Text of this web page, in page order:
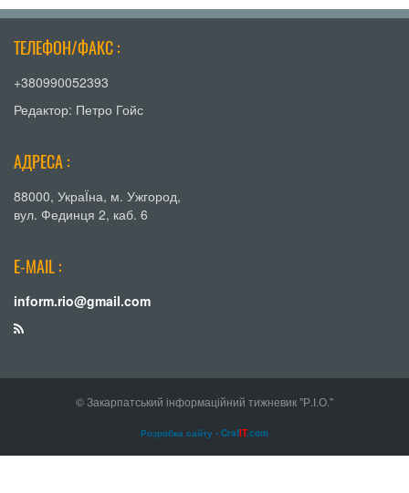
ТЕЛЕФОН/ФАКС :
+380990052393
Редактор: Петро Гойс
АДРЕСА :
88000, УкраЇна, м. Ужгород,
вул. Фединця 2, каб. 6
E-MAIL :
inform.rio@gmail.com
© Закарпатський інформаційний тижневик "Р.І.О."
Розробка сайту - CrafIT.com